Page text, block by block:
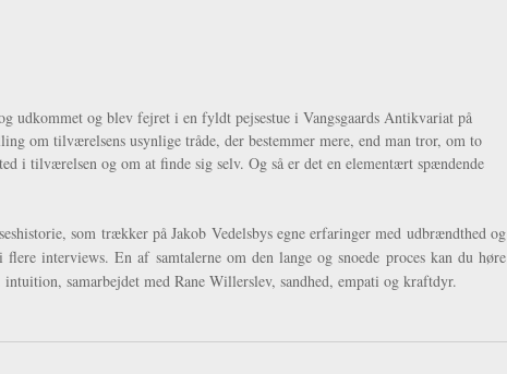
udkommet og blev fejret i en fyldt pejsestue i Vangsgaards Antikvariat på
om tilværelsens usynlige tråde, der bestemmer mere, end man tror, om to
i tilværelsen og om at finde sig selv. Og så er det en elementært spændende
som trækker på Jakob Vedelsbys egne erfaringer med udbrændthed og
samarbejdet med Rane Willerslev, sandhed, empati og kraftdyr.